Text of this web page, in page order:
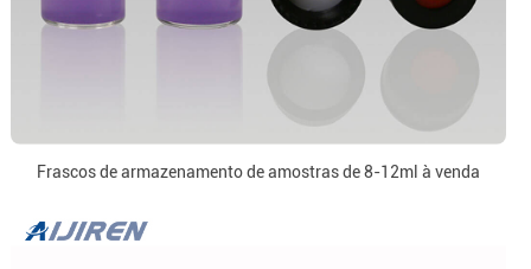
Frascos de armazenamento de amostras de 8-12ml à venda